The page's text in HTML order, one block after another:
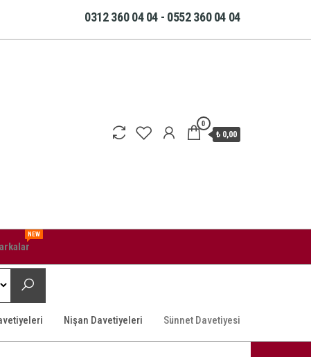
0312 360 04 04 - 0552 360 04 04
0
₺ 0,00
NEW
Nişan Davetiyeleri Sünnet Davetiyesi